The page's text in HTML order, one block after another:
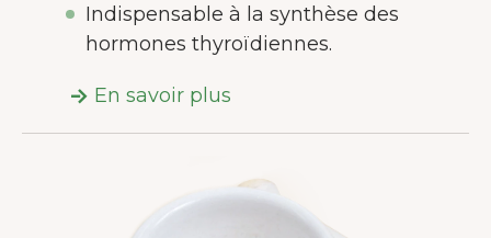
Indispensable à la synthèse des
hormones thyroïdiennes.
En savoir plus